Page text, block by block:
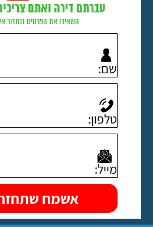
עברתם דירה ואתם
השאירו את הפרטים ונחזור